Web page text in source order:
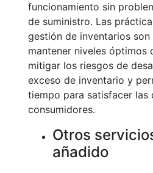
funcionamiento sin
de suministro. Las
gestión de inventarios son
mantener niveles óptimos
mitigar los riesgos de
exceso de inventario y
tiempo para satisfacer las
consumidores.
Otros
añadido